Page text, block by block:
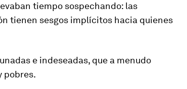
tiempo sospechando: las
tienen sesgos implícitos hacia quienes
e indeseadas, que a menudo
pobres.